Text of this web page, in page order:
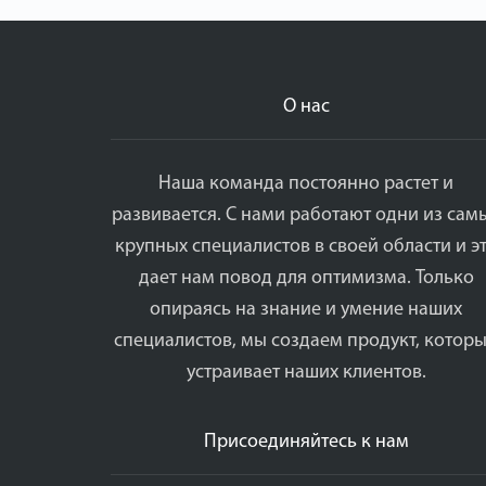
О нас
Наша команда постоянно растет и
развивается. С нами работают одни из
крупных специалистов в своей области и
дает нам повод для оптимизма. Только
опираясь на знание и умение наших
специалистов, мы создаем продукт,
устраивает наших клиентов.
Присоединяйтесь к нам